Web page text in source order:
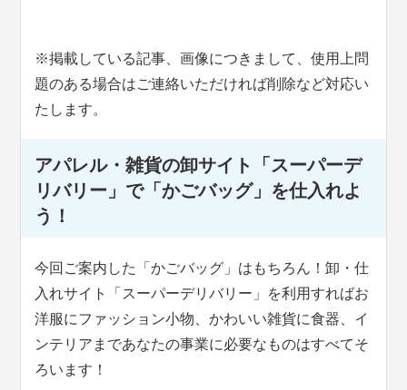
※掲載している記事、画像につきまして、使用上問
題のある場合はご連絡いただければ削除など対応い
たします。
アパレル・雑貨の卸サイト「スーパーデ
リバリー」で「かごバッグ」を仕入れよ
う！
今回ご案内した「かごバッグ」はもちろん！卸・仕
入れサイト「スーパーデリバリー」を利用すればお
洋服にファッション小物、かわいい雑貨に食器、イ
ンテリアまであなたの事業に必要なものはすべてそ
ろいます！